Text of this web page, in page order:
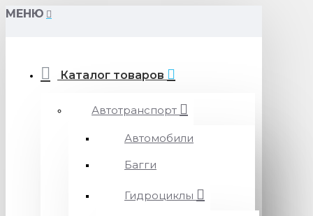
МЕНЮ
Каталог товаров
Автотранспорт
Автомобили
Багги
Гидроциклы